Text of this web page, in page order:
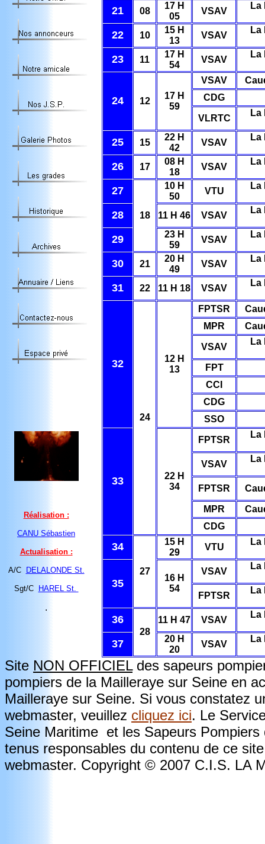
Réalisation :
CANU Sébastien
Actualisation :
A/C DELALONDE St.
Sgt/C HAREL St.
.
21 08
17 H
05
VSAV
La
22 10
15 H
13
VSAV
La
23 11
17 H
54
VSAV
La
24 12
17 H
59
VSAV
CDG
VLRTC
La
25 15
22 H
42
VSAV
La
26 17
08 H
18
VSAV
La
27
18
10 H
50
VTU
La
28 11 H 46 VSAV
La
29
23 H
59
VSAV
La
30 21
20 H
49
VSAV
La
31 22 11 H 18 VSAV
La
32
24
12 H
13
FPTSR
MPR
VSAV
La
FPT
CCI
CDG
SSO
33
22 H
34
FPTSR
La
VSAV
La
FPTSR
MPR
CDG
34
27
15 H
29
VTU
La
35
16 H
54
VSAV
La
FPTSR
La
36
28
11 H 47 VSAV
La
37
20 H
20
VSAV
La
Site NON OFFICIELdes sapeurs
pompiers de la Mailleraye sur Seine en
Mailleraye sur Seine. Si vous constatez
webmaster, veuillez cliquez ici. Le
Seine Maritime et les Sapeurs
tenus responsables du contenu de ce
webmaster. Copyright © 2007 C.I.S. LA